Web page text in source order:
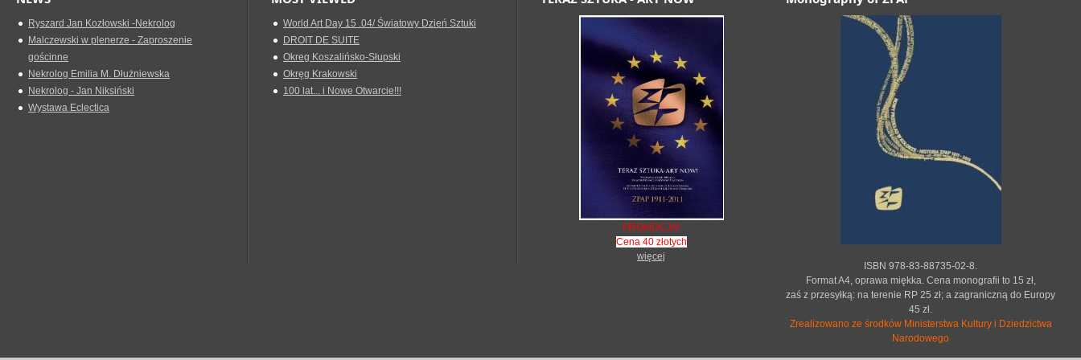
Ryszard Jan Kozłowski -Nekrolog
Malczewski w plenerze - Zaproszenie
gościnne
Nekrolog Emilia M. Dłużniewska
Nekrolog - Jan Niksiński
Wystawa Eclectica
World Art Day 15 .04/ Światowy Dzień Sztuki
DROIT DE SUITE
Okreg Koszalińsko-Słupski
Okręg Krakowski
100 lat... i Nowe Otwarcie!!!
PROMOCJA!
Cena 40 złotych
więcej
ISBN 978-83-88735-02-8.
Format A4, oprawa miękka. Cena monografii to 15 zł,
zaś z przesyłką: na terenie RP 25 zł; a zagraniczną do Europy
45 zł.
Zrealizowano ze środków Ministerstwa Kultury i Dziedzictwa
Narodowego